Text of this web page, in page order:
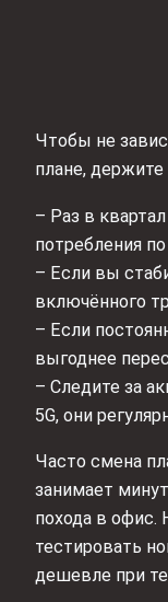
Чтобы не
плане,
– Раз в
потребления
– Если вы
включённого
– Если
выгоднее
– Следите за
5G, они
Часто смена
занимает
похода в офис.
тестировать
дешевле при